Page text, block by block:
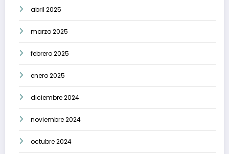
abril 2025
marzo 2025
febrero 2025
enero 2025
diciembre 2024
noviembre 2024
octubre 2024